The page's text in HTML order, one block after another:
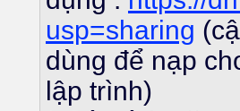
usp=sharing
dùng để nạp
lập trình)